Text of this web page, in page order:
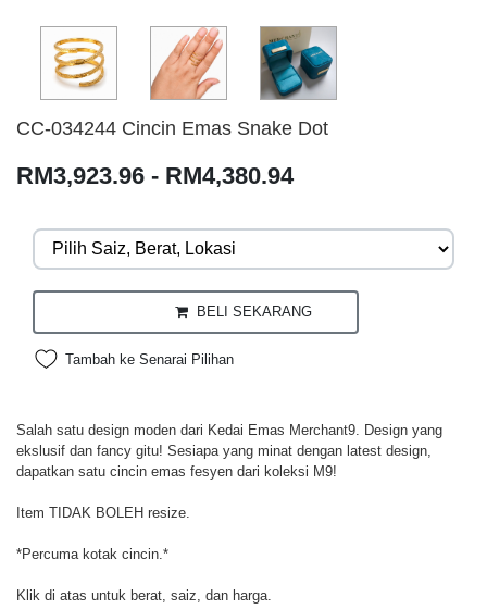
CC-034244 Cincin Emas Snake Dot
RM3,923.96 - RM4,380.94
BELI SEKARANG
Tambah ke Senarai Pilihan
Salah satu design moden dari Kedai Emas Merchant9. Design yang
ekslusif dan fancy gitu! Sesiapa yang minat dengan latest design,
dapatkan satu cincin emas fesyen dari koleksi M9!
Item TIDAK BOLEH resize.
*Percuma kotak cincin.*
Klik di atas untuk berat, saiz, dan harga.